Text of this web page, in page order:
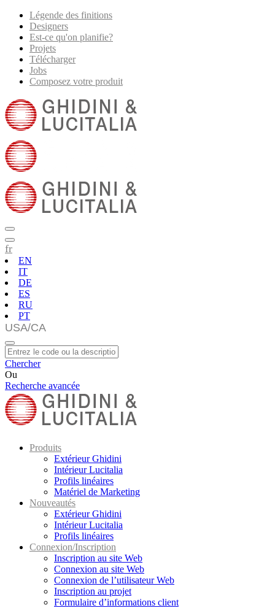
Légende des finitions
Designers
Est-ce qu'on planifie?
Projets
Télécharger
Jobs
Composez votre produit
fr
EN
IT
DE
ES
RU
PT
Chercher
Ou
Recherche avancée
Produits
Extérieur Ghidini
Intérieur Lucitalia
Profils linéaires
Matériel de Marketing
Nouveautés
Extérieur Ghidini
Intérieur Lucitalia
Profils linéaires
Connexion/Inscription
Inscription au site Web
Connexion au site Web
Connexion de l’utilisateur Web
Inscription au projet
Formulaire d’informations client